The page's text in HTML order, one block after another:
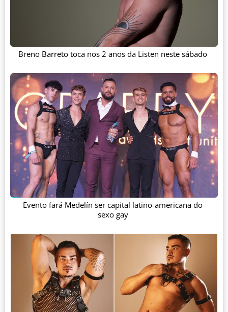
Breno Barreto toca nos 2 anos da Listen neste sábado
Evento fará Medelín ser capital latino-americana do
sexo gay